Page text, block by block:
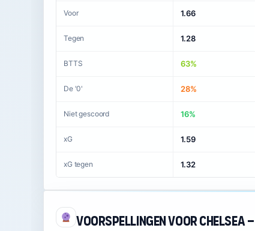
Voor 1.66
Tegen 1.28
BTTS 63%
De '0' 28%
Niet gescoord 16%
xG 1.59
xG tegen 1.32
Voorspellingen voor Chelsea